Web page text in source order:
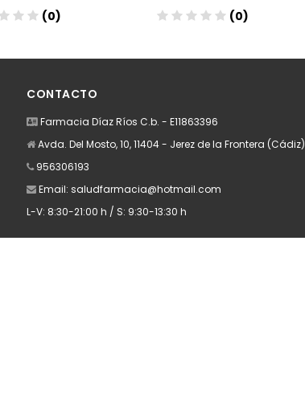
(0) (0)
CONTACTO
Farmacia Díaz Ríos C.b. - E11863396
Avda. Del Mosto, 10, 11404 - Jerez de la Frontera (Cádiz)
956306193
Email: saludfarmacia@hotmail.com
L-V: 8:30-21:00 h / S: 9:30-13:30 h